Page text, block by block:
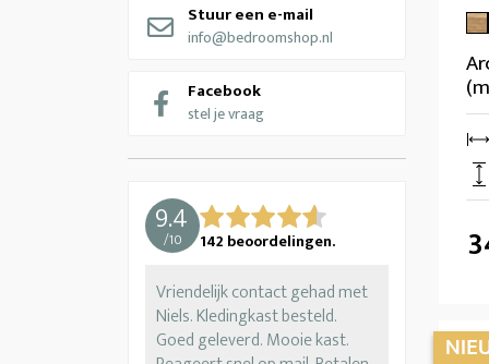
Stuur een e-mail
info@bedroomshop.nl
Facebook
stel je vraag
9.4
/10 142 beoordelingen.
Vriendelijk contact gehad met
Niels. Kledingkast besteld.
Goed geleverd. Mooie kast.